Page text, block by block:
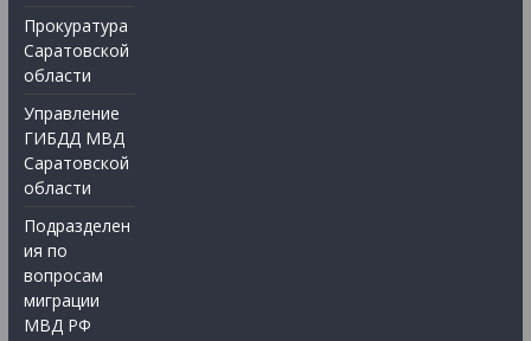
Прокуратура
Саратовской
области
Управление
ГИБДД МВД
Саратовской
области
Подразделен
ия по
вопросам
миграции
МВД РФ